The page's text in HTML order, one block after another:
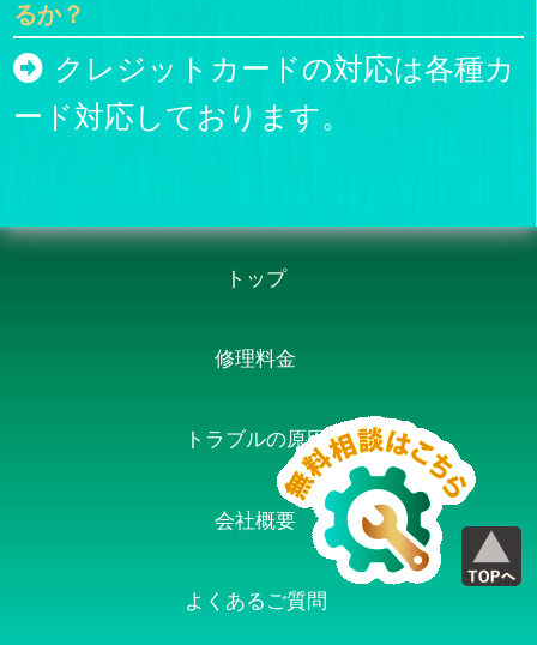
るか？
クレジットカードの対応は各種カ
ード対応しております。
トップ
修理料金
トラブルの原因
会社概要
よくあるご質問